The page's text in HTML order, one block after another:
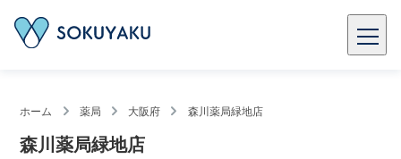
ホーム 薬局 大阪府 森川薬局緑地店
森川薬局緑地店